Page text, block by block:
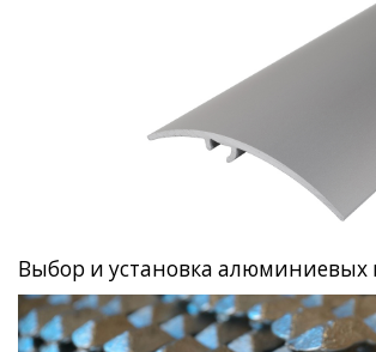
Выбор и установка алюминиевых